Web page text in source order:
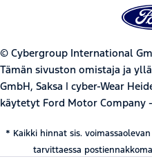
© Cybergroup International
Tämän sivuston omistaja ja
GmbH, Saksa | cyber-Wear
käytetyt Ford Motor Company
* Kaikki hinnat sis.
tarvittaessa